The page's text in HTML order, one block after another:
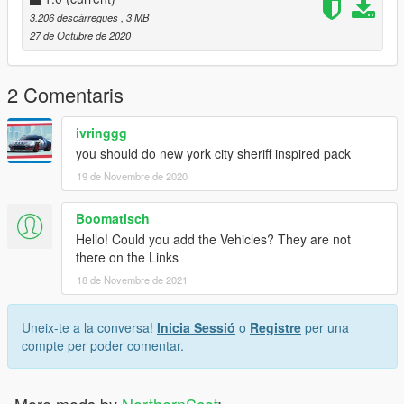
3.206 descàrregues , 3 MB
27 de Octubre de 2020
2 Comentaris
ivringgg
you should do new york city sheriff inspired pack
19 de Novembre de 2020
Boomatisch
Hello! Could you add the Vehicles? They are not
there on the Links
18 de Novembre de 2021
Uneix-te a la conversa! Inicia Sessió o Registre per una
compte per poder comentar.